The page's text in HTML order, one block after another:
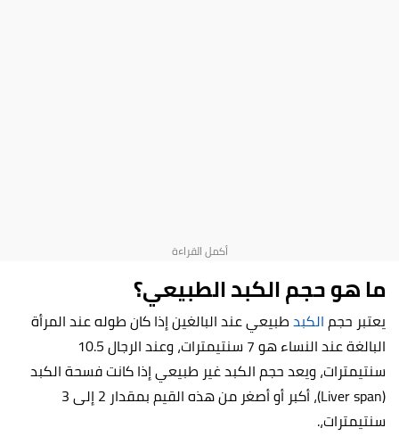
ما هو حجم الكبد الطبيعي؟
يعتبر حجمالكبدطبيعي عند البالغين إذا كان طوله عند المرأة
البالغة عند النساء هو 7 سنتيمترات، وعند الرجال 10.5
سنتيمترات، ويعد حجم الكبد غير طبيعي إذا كانت فسحة الكبد
(Liver span)، أكبر أو أصغر من هذه القيم بمقدار 2 إلى 3
سنتيمترات،.